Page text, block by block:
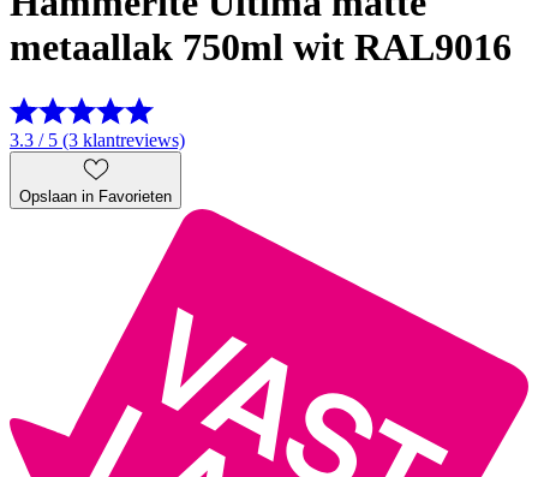
metaallak 750ml wit RAL9016
3.3 / 5 (3 klantreviews)
Opslaan in Favorieten